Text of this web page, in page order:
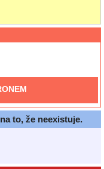
to, že neexistuje.